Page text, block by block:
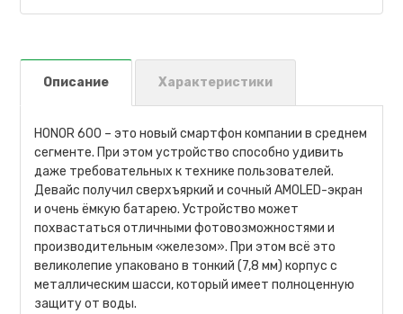
Описание Характеристики
HONOR 600 – это новый смартфон компании в среднем
сегменте. При этом устройство способно удивить
даже требовательных к технике пользователей.
Девайс получил сверхъяркий и сочный AMOLED-экран
и очень ёмкую батарею. Устройство может
похвастаться отличными фотовозможностями и
производительным «железом». При этом всё это
великолепие упаковано в тонкий (7,8 мм) корпус с
металлическим шасси, который имеет полноценную
защиту от воды.